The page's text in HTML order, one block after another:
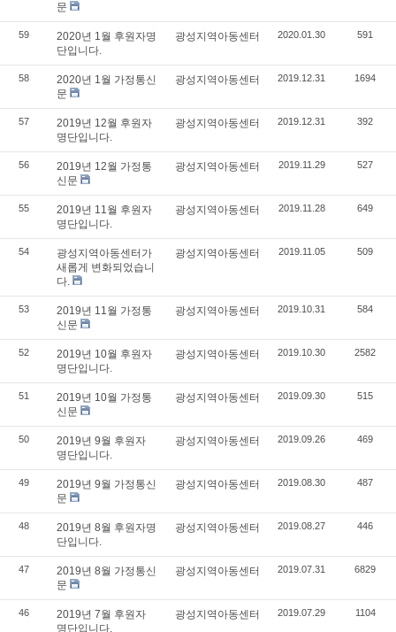
문
59
2020년 1월 후원자명
단입니다.
광성지역아동센터 2020.01.30 591
58
2020년 1월 가정통신
문
광성지역아동센터 2019.12.31 1694
57
2019년 12월 후원자
명단입니다.
광성지역아동센터 2019.12.31 392
56
2019년 12월 가정통
신문
광성지역아동센터 2019.11.29 527
55
2019년 11월 후원자
명단입니다.
광성지역아동센터 2019.11.28 649
54
광성지역아동센터가
새롭게 변화되었습니
다.
광성지역아동센터 2019.11.05 509
53
2019년 11월 가정통
신문
광성지역아동센터 2019.10.31 584
52
2019년 10월 후원자
명단입니다.
광성지역아동센터 2019.10.30 2582
51
2019년 10월 가정통
신문
광성지역아동센터 2019.09.30 515
50
2019년 9월 후원자
명단입니다.
광성지역아동센터 2019.09.26 469
49
2019년 9월 가정통신
문
광성지역아동센터 2019.08.30 487
48
2019년 8월 후원자명
단입니다.
광성지역아동센터 2019.08.27 446
47
2019년 8월 가정통신
문
광성지역아동센터 2019.07.31 6829
46
2019년 7월 후원자
명단입니다.
광성지역아동센터 2019.07.29 1104